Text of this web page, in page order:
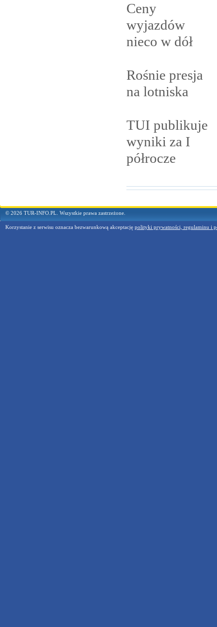
Ceny
wyjazdów
nieco w dół
Rośnie presja
na lotniska
TUI publikuje
wyniki za I
półrocze
© 2026 TUR-INFO.PL. Wszystkie prawa zastrzeżone.
Korzystanie z serwisu oznacza bezwarunkową akceptację polityki prywatności, regulaminu i